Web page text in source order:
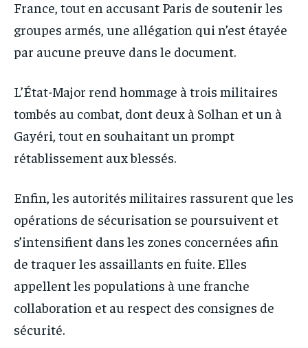
France, tout en accusant Paris de soutenir les
groupes armés, une allégation qui n’est étayée
par aucune preuve dans le document.
L’État-Major rend hommage à trois militaires
tombés au combat, dont deux à Solhan et un à
Gayéri, tout en souhaitant un prompt
rétablissement aux blessés.
Enfin, les autorités militaires rassurent que les
opérations de sécurisation se poursuivent et
s’intensifient dans les zones concernées afin
de traquer les assaillants en fuite. Elles
appellent les populations à une franche
collaboration et au respect des consignes de
sécurité.